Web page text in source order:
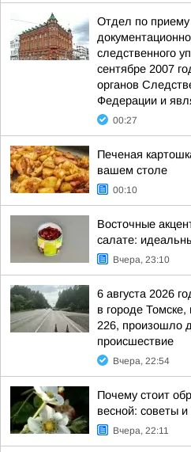
Отдел по
следственного
сентябре 2007
органов
Федерации и
00:27
Печеная
вашем столе
00:10
Восточные
салате:
Вчера, 23:10
6 августа 2026
в городе Томске,
226, произошло
происшествие
Вчера, 22:54
Почему стоит
весной: советы
Вчера, 22:11